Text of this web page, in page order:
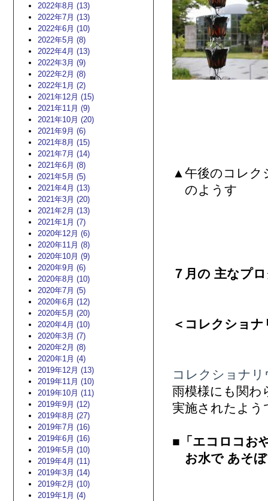
2022年8月 (13)
2022年7月 (13)
2022年6月 (10)
2022年5月 (8)
2022年4月 (13)
2022年3月 (9)
2022年2月 (8)
2022年1月 (2)
2021年12月 (15)
2021年11月 (9)
2021年10月 (20)
2021年9月 (6)
2021年8月 (15)
2021年7月 (14)
2021年6月 (8)
2021年5月 (5)
2021年4月 (13)
2021年3月 (20)
2021年2月 (13)
2021年1月 (7)
2020年12月 (6)
2020年11月 (8)
2020年10月 (9)
2020年9月 (6)
2020年8月 (10)
2020年7月 (5)
2020年6月 (12)
2020年5月 (20)
2020年4月 (10)
2020年3月 (7)
2020年2月 (8)
2020年1月 (4)
2019年12月 (13)
2019年11月 (10)
2019年10月 (11)
2019年9月 (12)
2019年8月 (27)
2019年7月 (16)
2019年6月 (16)
2019年5月 (10)
2019年4月 (11)
2019年3月 (14)
2019年2月 (10)
2019年1月 (4)
▲午後のコレク
のようす
７月の 主なプ
＜コレクショ
コレクショナ
雨模様にも関わ
実施されたよう
■ 「エコロコ
お水で あそぼ